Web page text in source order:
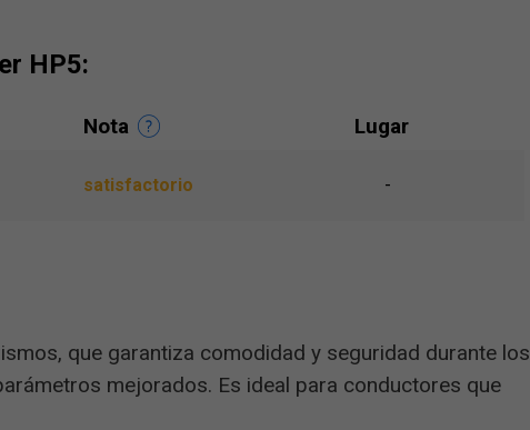
HP5:
Nota Lugar
satisfactorio -
que garantiza comodidad y seguridad durante los
mejorados. Es ideal para conductores que